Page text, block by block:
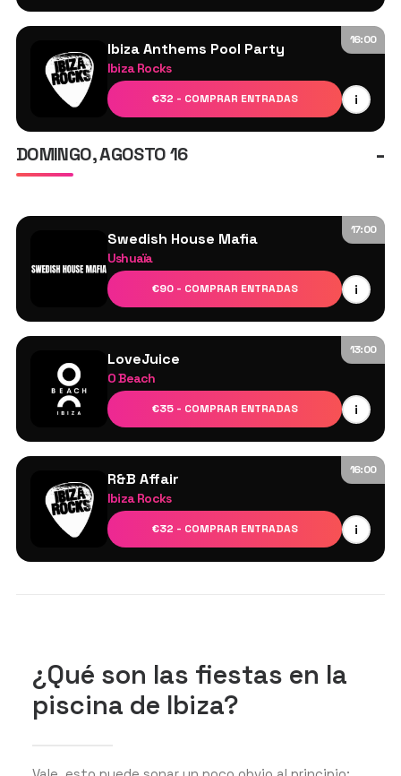
Lucy Jane
Juliet Thurbz
16:00
Ibiza Anthems Pool Party
Ibiza Rocks
€32 - COMPRAR ENTRADAS i
Switch Disco
Más por confirmar
DOMINGO, AGOSTO 16 -
17:00
Swedish House Mafia
Ushuaïa
€90 - COMPRAR ENTRADAS i
Swedish House Mafia
Axwell
Sebastian Ingrosso
Steve Angello
Más por anunciar
13:00
LoveJuice
O Beach
€35 - COMPRAR ENTRADAS i
Sammy Porter
George Mensah
Becca B
Act On
16:00
R&B Affair
Ibiza Rocks
€32 - COMPRAR ENTRADAS i
DJs residentes
¿Qué son las fiestas en la
piscina de Ibiza?